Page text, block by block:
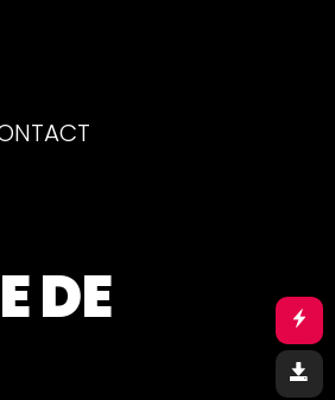
DE